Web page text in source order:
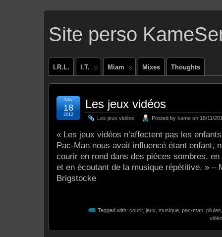
Site perso
I.R.L. I.T. Miam Mixes Thoughts
Les jeux vidéos
Les jeux vidéos Posted by kame on 18/11/
Nov
18
2012
« Les jeux vidéos n’affectent pas les
Pac-Man nous avait influencé étant enfant,
courir en rond dans des pièces sombres,
et en écoutant de la musique répétitive. » –
Brigstocke
Tagged with: courir, jeux musique pac-man pilules
vidéo